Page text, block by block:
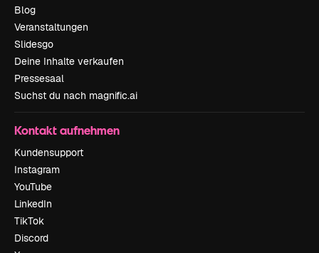
Blog
Veranstaltungen
Slidesgo
Deine Inhalte verkaufen
Pressesaal
Suchst du nach magnific.ai
Kontakt aufnehmen
Kundensupport
Instagram
YouTube
LinkedIn
TikTok
Discord